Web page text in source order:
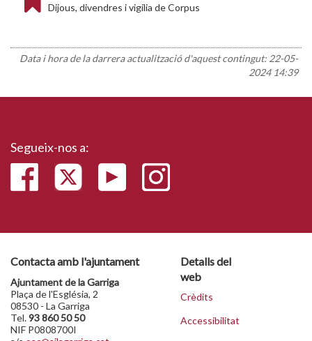
Dijous, divendres i vigília de Corpus
Data i hora de la darrera actualització d'aquest contingut: 22-05-
2024 14:39
Segueix-nos a:
Contacta amb l'ajuntament
Ajuntament de la Garriga
Plaça de l'Església, 2
08530 - La Garriga
Tel.93 860 50 50
NIF P0808700I
Detalls del
web
Crèdits
Accessibilitat